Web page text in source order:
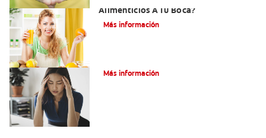
Alimenticios A Tu Boca?
Más información
Más información